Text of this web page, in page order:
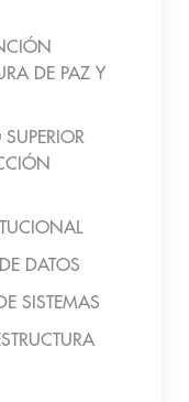
DE PAZ Y
DATOS
SISTEMAS